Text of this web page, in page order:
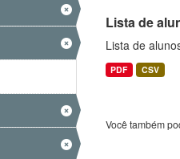
Lista de
Lista de
PDF CSV
Você também